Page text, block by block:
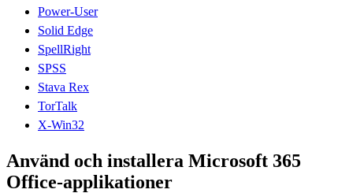
Power-User
Solid Edge
SpellRight
SPSS
Stava Rex
TorTalk
X-Win32
Använd och installera Microsoft 365
Office-applikationer